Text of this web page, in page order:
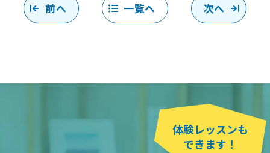
前へ 一覧へ 次へ
体験レッスンも
できます！